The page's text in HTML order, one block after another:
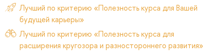
Лучший по критерию «Полезность курса для Вашей
будущей карьеры»
Лучший по критерию «Полезность курса для
расширения кругозора и разностороннего развития»